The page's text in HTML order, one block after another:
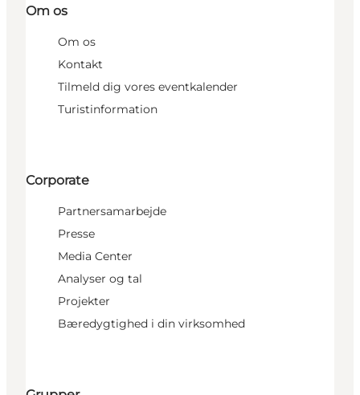
Om os
Om os
Kontakt
Tilmeld dig vores eventkalender
Turistinformation
Corporate
Partnersamarbejde
Presse
Media Center
Analyser og tal
Projekter
Bæredygtighed i din virksomhed